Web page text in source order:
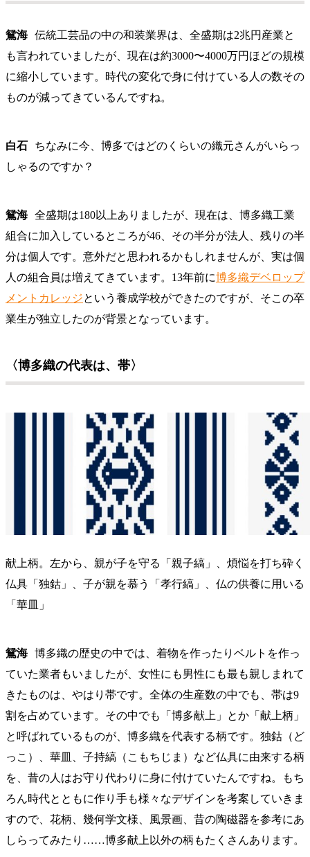
鴛海 伝統工芸品の中の和装業界は、全盛期は2兆円産業と
も言われていましたが、現在は約3000〜4000万円ほどの規模
に縮小しています。時代の変化で身に付けている人の数その
ものが減ってきているんですね。
白石
ちなみに今、博多ではどのくらいの織元さんがいらっ
しゃるのですか？
鴛海 全盛期は180以上ありましたが、現在は、博多織工業
組合に加入しているところが46、その半分が法人、残りの半
分は個人です。意外だと思われるかもしれませんが、実は個
人の組合員は増えてきています。13年前に博多織デベロップ
メントカレッジという養成学校ができたのですが、そこの卒
業生が独立したのが背景となっています。
〈博多織の代表は、帯〉
献上柄。左から、親が子を守る「親子縞」、煩悩を打ち砕く
仏具「独鈷」、子が親を慕う「孝行縞」、仏の供養に用いる
「華皿」
鴛海 博多織の歴史の中では、着物を作ったりベルトを作っ
ていた業者もいましたが、女性にも男性にも最も親しまれて
きたものは、やはり帯です。全体の生産数の中でも、帯は9
割を占めています。その中でも「博多献上」とか「献上柄」
と呼ばれているものが、博多織を代表する柄です。独鈷（ど
っこ）、華皿、子持縞（こもちじま）など仏具に由来する柄
を、昔の人はお守り代わりに身に付けていたんですね。もち
ろん時代とともに作り手も様々なデザインを考案していきま
すので、花柄、幾何学文様、風景画、昔の陶磁器を参考にあ
しらってみたり……博多献上以外の柄もたくさんあります。